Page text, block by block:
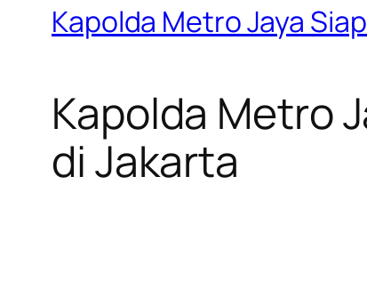
Kapolda Metro Jaya
Kapolda Metro
di Jakarta